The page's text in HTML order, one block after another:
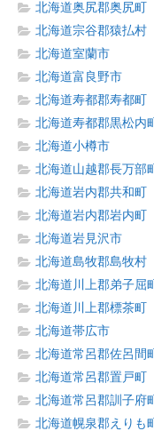
北海道奥尻郡奥尻町
北海道宗谷郡猿払村
北海道室蘭市
北海道富良野市
北海道寿都郡寿都町
北海道寿都郡黒松内町
北海道小樽市
北海道山越郡長万部町
北海道岩内郡共和町
北海道岩内郡岩内町
北海道岩見沢市
北海道島牧郡島牧村
北海道川上郡弟子屈町
北海道川上郡標茶町
北海道帯広市
北海道常呂郡佐呂間町
北海道常呂郡置戸町
北海道常呂郡訓子府町
北海道幌泉郡えりも町